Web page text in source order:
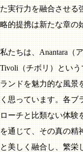
た実行力を融合させる
略的提携は新たな章の
私たちは、Anantara（
Tivoli（チボリ）とい
ランドを魅力的な風景
く思っています。各ブ
ローチと比類ない体験
を通じて、その真の精
と美しく融合し、繁栄